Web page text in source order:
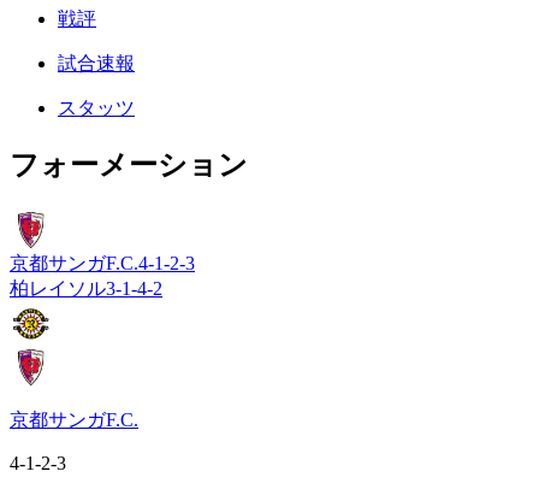
戦評
試合速報
スタッツ
フォーメーション
京都サンガF.C.4-1-2-3
柏レイソル3-1-4-2
京都サンガF.C.
4-1-2-3